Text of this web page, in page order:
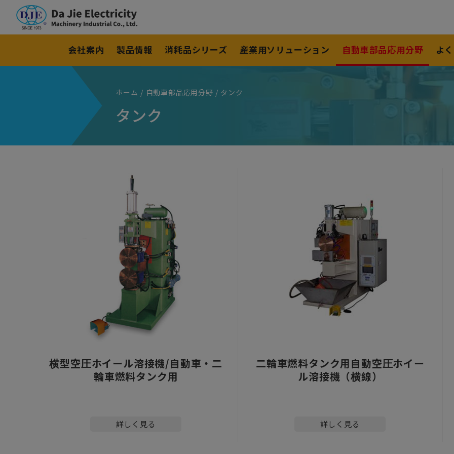
会社案内 製品情報 消耗品シリーズ 産業用ソリューション 自動車部品応用分野 よ
ホーム 自動車部品応用分野 タンク
タンク
横型空圧ホイール溶接機/自動車・二
輪車燃料タンク用
詳しく見る
二輪車燃料タンク用自動空圧ホイー
ル溶接機（横線）
詳しく見る
クッキー利用の管理について